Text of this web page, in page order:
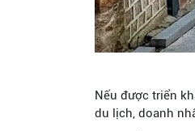
Nếu được triển
du lịch, doanh